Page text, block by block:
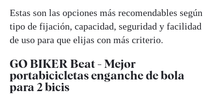
Estas son las opciones más recomendables según
tipo de fijación, capacidad, seguridad y facilidad
de uso para que elijas con más criterio.
GO BIKER Beat - Mejor
portabicicletas enganche de bola
para 2 bicis